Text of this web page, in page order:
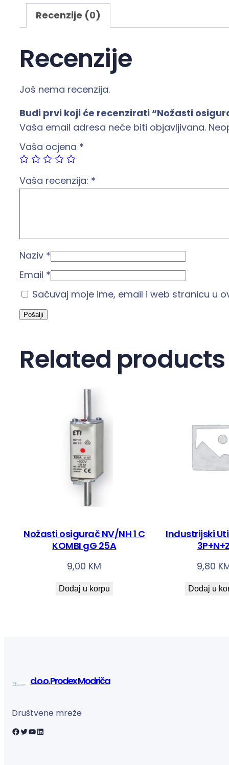
Recenzije (0)
Recenzije
Još nema recenzija.
Budi prvi koji će recenzirati “Nožasti
Vaša email adresa neće biti objavljivana.
Vaša ocjena *
Vaša recenzija: *
Naziv *
Email *
Sačuvaj moje ime, email i web stranicu u
Related products
Nožasti osigurač NV/NH 1 C
KOMBI gG 25A
9,00 KM
Dodaj u korpu
Industrijski
9,80
Dodaj u
d.o.o. Prodex Modriča
Društvene mreže
Facebook Twitter YouTube LinkedIn